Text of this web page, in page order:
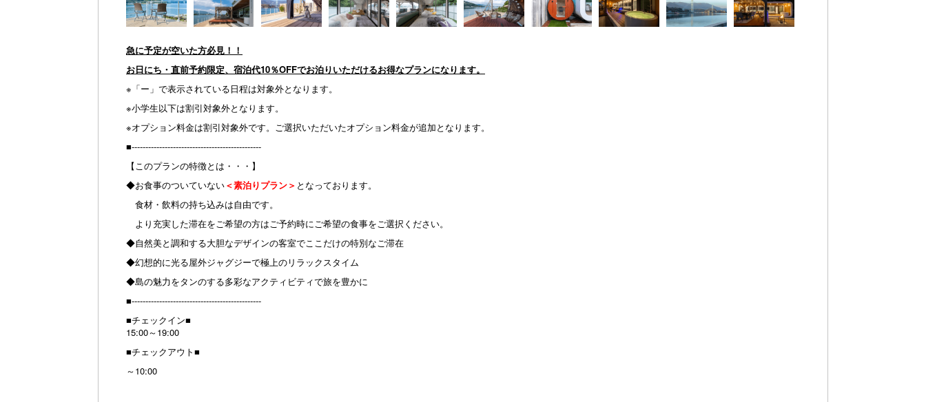
急に予定が空いた方必見！！
お日にち・直前予約限定、宿泊代10％OFFでお泊りいただけるお得なプランになります。
※「ー」で表示されている日程は対象外となります。
※小学生以下は割引対象外となります。
※オプション料金は割引対象外です。ご選択いただいたオプション料金が追加となります。
■-----------------------------------------------
【このプランの特徴とは・・・】
◆お食事のついていない＜素泊りプラン＞ となっております。
食材・飲料の持ち込みは自由です。
より充実した滞在をご希望の方はご予約時にご希望の食事をご選択ください。
◆自然美と調和する大胆なデザインの客室でここだけの特別なご滞在
◆幻想的に光る屋外ジャグジーで極上のリラックスタイム
◆島の魅力をタンのする多彩なアクティビティで旅を豊かに
■-----------------------------------------------
■チェックイン■
15:00～19:00
■チェックアウト■
～10:00